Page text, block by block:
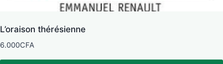
L’oraison thérésienne
6.000CFA